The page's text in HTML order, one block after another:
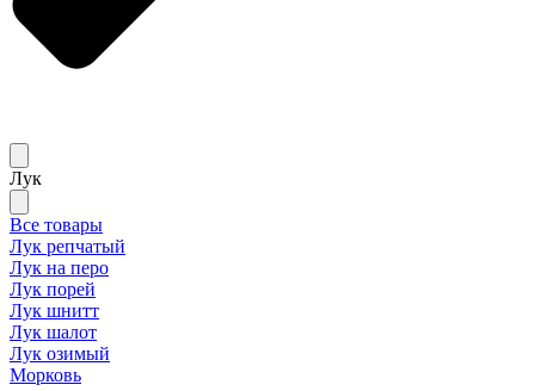
Лук
Все товары
Лук репчатый
Лук на перо
Лук порей
Лук шнитт
Лук шалот
Лук озимый
Морковь